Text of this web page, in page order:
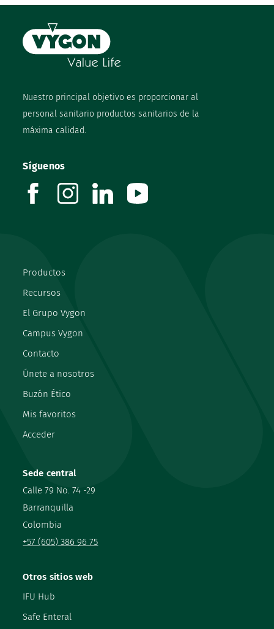
Nuestro principal objetivo es proporcionar al
personal sanitario productos sanitarios de la
máxima calidad.
Sede central
Calle 79 No. 74 -29
Barranquilla
Colombia
+57 (605) 386 96 75
Productos
Recursos
El Grupo Vygon
Campus Vygon
Contacto
Únete a nosotros
Buzón Ético
Mis favoritos
Acceder
Otros sitios web
IFU Hub
Safe Enteral
Síguenos
facebookinstagramlinkedin